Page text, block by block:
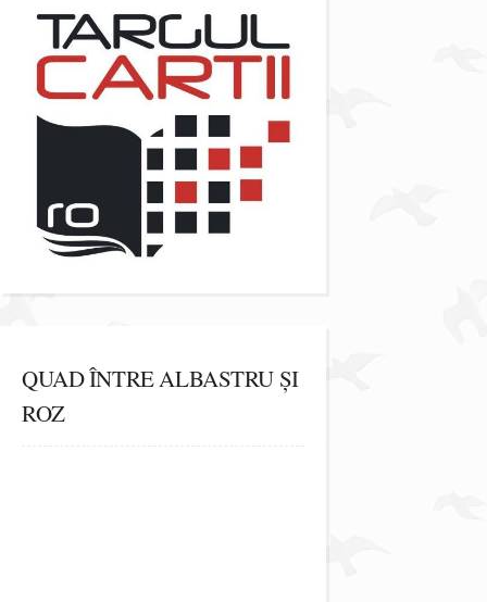
QUAD ÎNTRE ALBASTRU ȘI
ROZ